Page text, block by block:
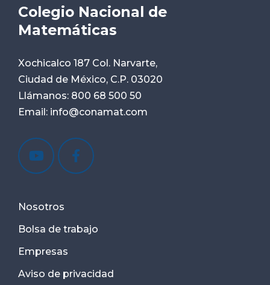
Colegio Nacional de
Matemáticas
Xochicalco 187 Col. Narvarte,
Ciudad de México, C.P. 03020
Llámanos: 800 68 500 50
Email: info@conamat.com
Nosotros
Bolsa de trabajo
Empresas
Aviso de privacidad